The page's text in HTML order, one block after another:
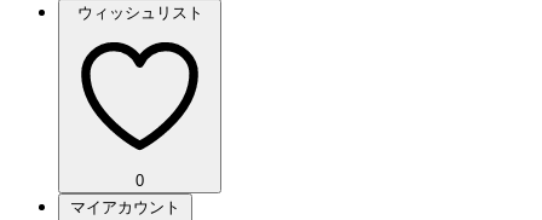
ウィッシュリスト
0
マイアカウント